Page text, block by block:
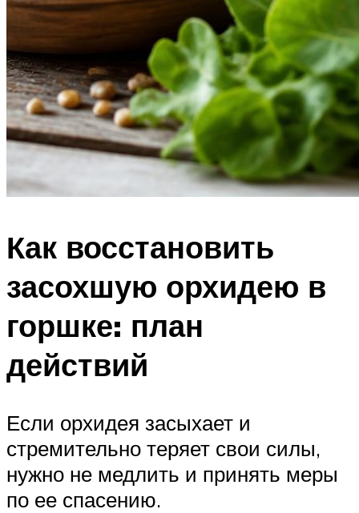
Как восстановить
засохшую орхидею в
горшке: план
действий
Если орхидея засыхает и
стремительно теряет свои силы,
нужно не медлить и принять меры
по ее спасению.